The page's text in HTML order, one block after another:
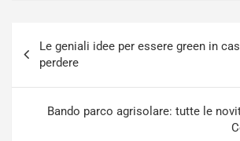
articoli
Le geniali idee per essere green in
perdere
Bando parco agrisolare: tutte le